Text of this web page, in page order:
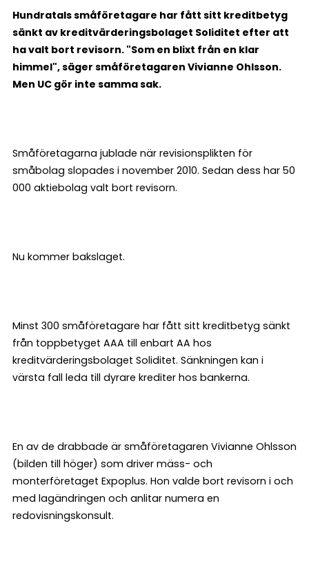
Hundratals småföretagare har fått sitt kreditbetyg
sänkt av kreditvärderingsbolaget Soliditet efter att
ha valt bort revisorn. "Som en blixt från en klar
himmel", säger småföretagaren Vivianne Ohlsson.
Men UC gör inte samma sak.
Småföretagarna jublade när revisionsplikten för
småbolag slopades i november 2010. Sedan dess har 50
000 aktiebolag valt bort revisorn.
Nu kommer bakslaget.
Minst 300 småföretagare har fått sitt kreditbetyg sänkt
från toppbetyget AAA till enbart AA hos
kreditvärderingsbolaget Soliditet. Sänkningen kan i
värsta fall leda till dyrare krediter hos bankerna.
En av de drabbade är småföretagaren Vivianne Ohlsson
(bilden till höger) som driver mäss- och
monterföretaget Expoplus. Hon valde bort revisorn i och
med lagändringen och anlitar numera en
redovisningskonsult.